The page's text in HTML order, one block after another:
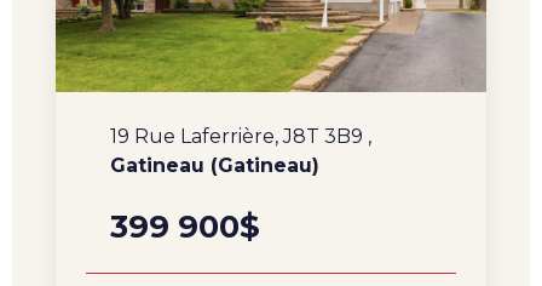
19 Rue Laferrière, J8T 3B9 ,
Gatineau (Gatineau)
399 900$